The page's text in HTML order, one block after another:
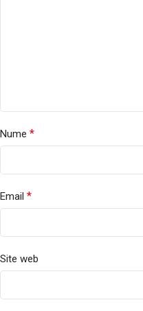
Nume *
Email *
Site web